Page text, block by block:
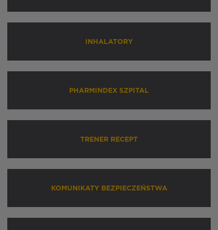
INHALATORY
PHARMINDEX SZPITAL
TRENER RECEPT
KOMUNIKATY BEZPIECZEŃSTWA